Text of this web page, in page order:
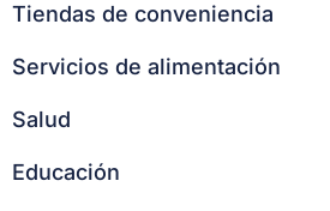
Tiendas de conveniencia
Servicios de alimentación
Salud
Educación